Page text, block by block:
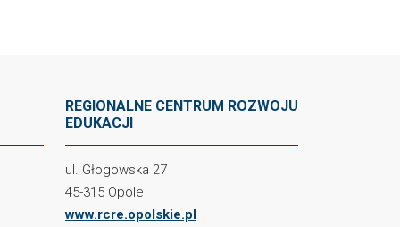
REGIONALNE CENTRUM ROZWOJU
EDUKACJI
ul. Głogowska 27
45-315 Opole
www.rcre.opolskie.pl